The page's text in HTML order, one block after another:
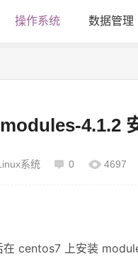
操作系统 数据管理
4.1.2
系统 0 4697
centos7 上安装